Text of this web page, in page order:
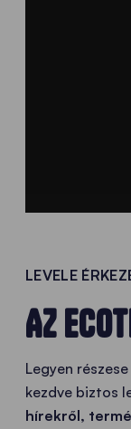
LEVELE
AZ
Legyen
kezdve biztos
hírekről,